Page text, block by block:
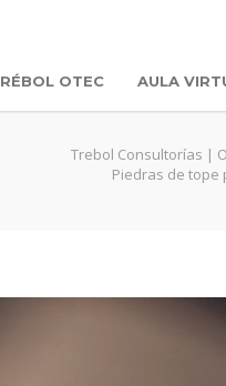
OTEC AULA
Trebol Consultorías |
Piedras de tope